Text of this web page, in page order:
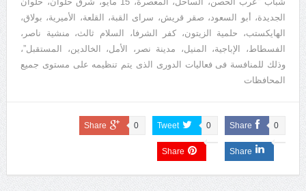
الجديدة، أبو السعود، صقر قريش، سراى القبة، القلعة، الأميرية، بولاق،
الهايكستب، حلمية الزيتون، كفر الشرفا، السلام ثالث، منشية ناصر،
الفسطاط، الإباجية، المنيل، مدينة نصر، الأمل، الخالدين، المستقبل”،
وذلك للمنافسة فى فعاليات الدورى الذى يتم تنظيمه على مستوى جميع
المحافظات
Share 0
Tweet 0
Share 0
Share
Share